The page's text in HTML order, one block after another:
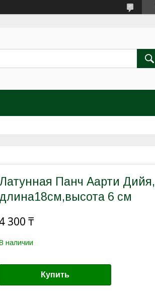
Латунная Панч Аарти Дийя,
длина18см,высота 6 см
300 ₸
наличии
Купить